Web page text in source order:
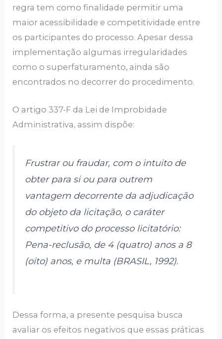
regra tem como finalidade permitir uma
maior acessibilidade e competitividade entre
os participantes do processo. Apesar dessa
implementação algumas irregularidades
como o superfaturamento, ainda são
encontrados no decorrer do procedimento.
O artigo 337-F da Lei de Improbidade
Administrativa, assim dispõe:
Frustrar ou fraudar, com o intuito de
obter para si ou para outrem
vantagem decorrente da adjudicação
do objeto da licitação, o caráter
competitivo do processo licitatório:
Pena-reclusão, de 4 (quatro) anos a 8
(oito) anos, e multa (BRASIL, 1992).
Dessa forma, a presente pesquisa busca
avaliar os efeitos negativos que essas práticas